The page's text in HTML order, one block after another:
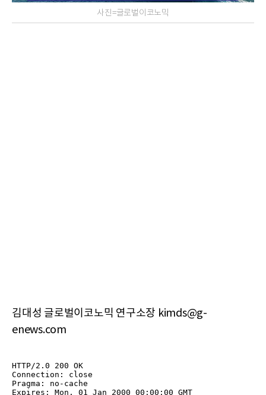
사진=글로벌이코노믹
김대성 글로벌이코노믹 연구소장 kimds@g-
enews.com